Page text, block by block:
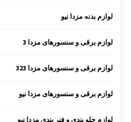
لوازم بدنه مزدا نیو
لوازم برقی و سنسورهای مزدا 3
لوازم برقی و سنسورهای مزدا 323
لوازم برقی و سنسورهای مزدا نیو
لوازم جلو بندی و فنر بندی مزدا نیو